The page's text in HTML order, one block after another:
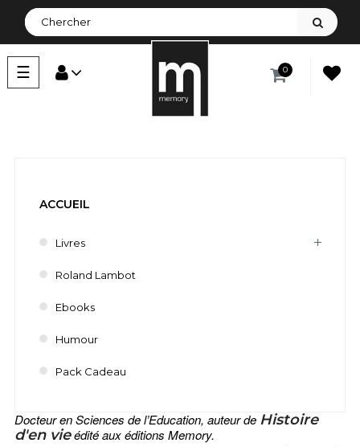
Basculer
la
☰ 0
ACCUEIL
Livres
Roland Lambot
Ebooks
Humour
Pack Cadeau
Docteur en Sciences de l’Education, auteur de Histoire
d'en vieédité aux éditions Memory.